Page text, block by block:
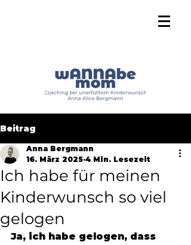
Beitrag
Ich habe für meinen
Kinderwunsch so viel
gelogen
Anna Bergmann
16. März 2025 4 Min. Lesezeit
Ja, ich habe gelogen, dass